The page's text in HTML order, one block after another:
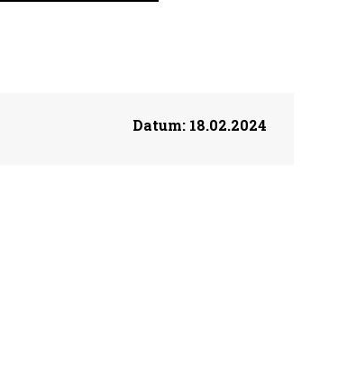
Datum:18.02.2024